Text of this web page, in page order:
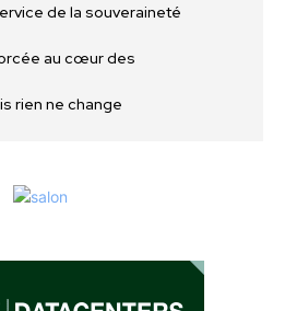
de la souveraineté
au cœur des
rien ne change